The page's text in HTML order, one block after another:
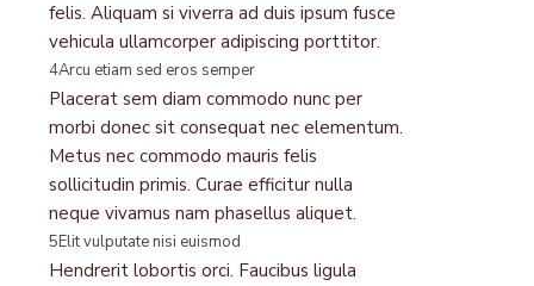
felis. Aliquam si viverra ad duis ipsum fusce
vehicula ullamcorper adipiscing porttitor.
4Arcu etiam sed eros semper
Placerat sem diam commodo nunc per
morbi donec sit consequat nec elementum.
Metus nec commodo mauris felis
sollicitudin primis. Curae efficitur nulla
neque vivamus nam phasellus aliquet.
5Elit vulputate nisi euismod
Hendrerit lobortis orci. Faucibus ligula